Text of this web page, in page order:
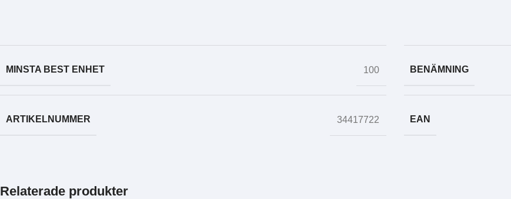
MINSTA BEST ENHET 100 BENÄMNING
ARTIKELNUMMER 34417722 EAN
Relaterade produkter